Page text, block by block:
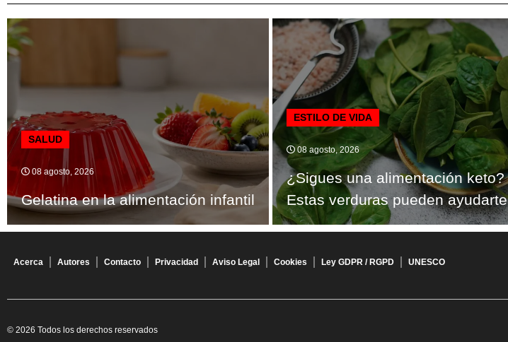
SALUD
08 agosto, 2026
Gelatina en la alimentación infantil
ESTILO DE VIDA
08 agosto, 2026
¿Sigues una alimentación keto?
Estas verduras pueden ayudarte
Acerca Autores Contacto Privacidad Aviso Legal Cookies Ley GDPR / RGPD UNESCO
© 2026 Todos los derechos reservados